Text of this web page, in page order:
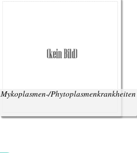
Mykoplasmen-/Phytoplasmenkrankheiten